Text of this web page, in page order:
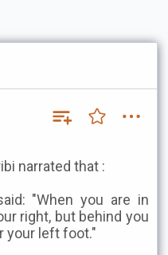
narrated that :
"When you are in
right, but behind you
your left foot."